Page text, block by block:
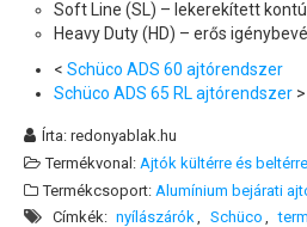
Soft Line (SL) – lekerekített
Heavy Duty (HD) – erős
< Schüco ADS 60 ajtórendszer
Schüco ADS 65 RL ajtórendszer >
Írta:redonyablak.hu
Termékvonal: Ajtók kültérre és beltérre
Termékcsoport: Alumínium bejárati
Címkék:nyílászárók Schüco